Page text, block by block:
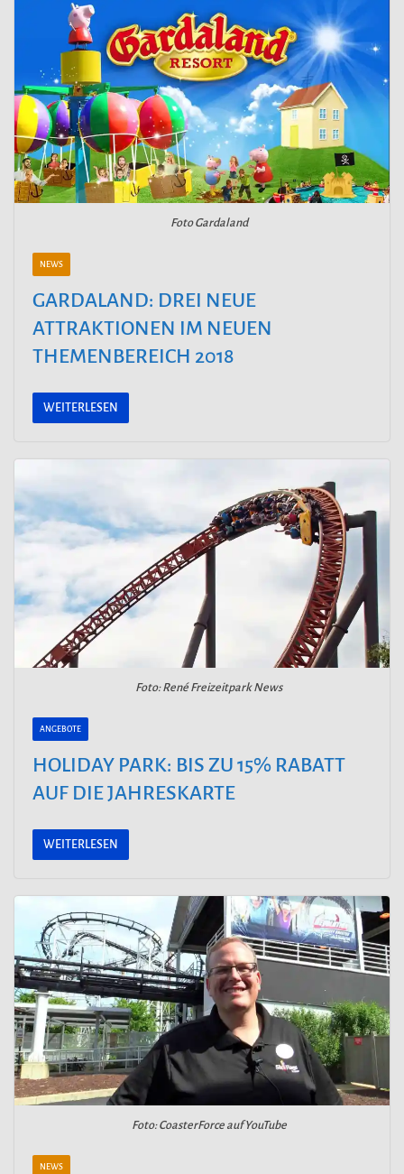
Foto Gardaland
NEWS
GARDALAND: DREI NEUE
ATTRAKTIONEN IM NEUEN
THEMENBEREICH 2018
WEITERLESEN
Foto: René Freizeitpark News
ANGEBOTE
HOLIDAY PARK: BIS ZU 15% RABATT
AUF DIE JAHRESKARTE
WEITERLESEN
Foto: CoasterForce auf YouTube
NEWS